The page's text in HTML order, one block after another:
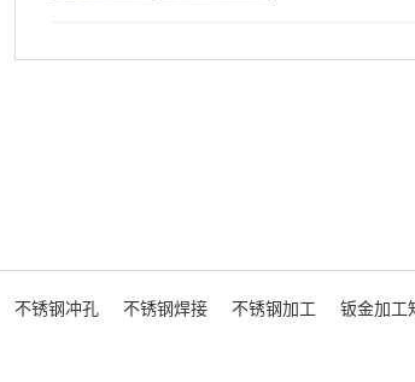
不锈钢冲孔 不锈钢焊接 不锈钢加工 钣金加工